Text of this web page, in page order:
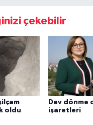
çekebilir
oldu
Dev dönme
işaretleri